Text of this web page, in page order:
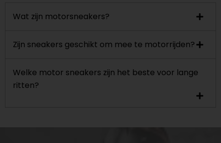
Wat zijn motorsneakers?
Zijn sneakers geschikt om mee te motorrijden?
Welke motor sneakers zijn het beste voor lange
ritten?